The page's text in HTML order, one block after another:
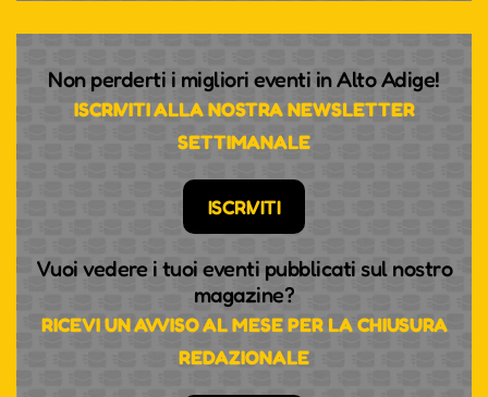
Non perderti i migliori eventi in Alto Adige!
ISCRIVITI ALLA NOSTRA NEWSLETTER
SETTIMANALE
ISCRIVITI
Vuoi vedere i tuoi eventi pubblicati sul nostro
magazine?
RICEVI UN AVVISO AL MESE PER LA CHIUSURA
REDAZIONALE